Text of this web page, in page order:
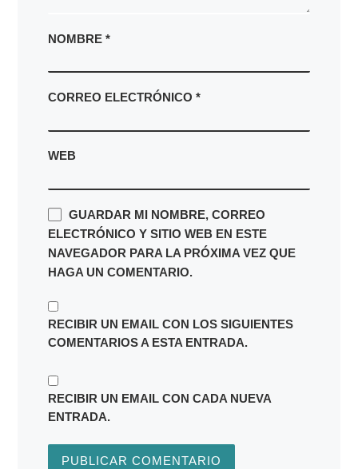
NOMBRE *
CORREO ELECTRÓNICO *
WEB
GUARDAR MI NOMBRE, CORREO
ELECTRÓNICO Y SITIO WEB EN ESTE
NAVEGADOR PARA LA PRÓXIMA VEZ QUE
HAGA UN COMENTARIO.
RECIBIR UN EMAIL CON LOS SIGUIENTES
COMENTARIOS A ESTA ENTRADA.
RECIBIR UN EMAIL CON CADA NUEVA
ENTRADA.